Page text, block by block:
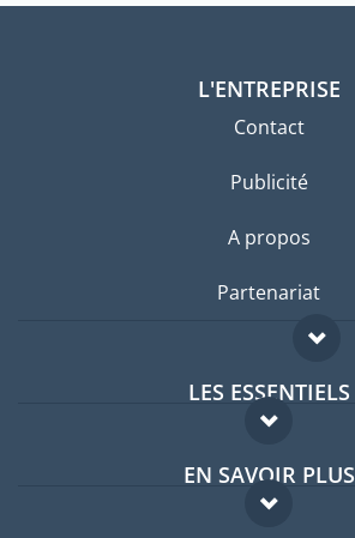
L'ENTREPRISE
Contact
Publicité
A propos
Partenariat
LES ESSENTIELS
Forum expatriés
Guides pays
EN SAVOIR PLUS
FAQ